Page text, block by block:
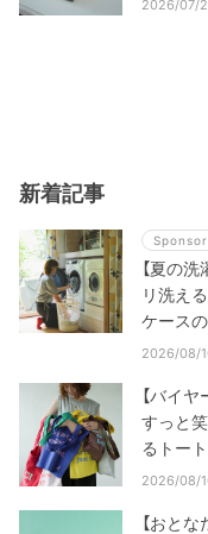
2026/07/
新着記事
【夏の
リ洗え
ケース
2026/08/
【バイ
すっと
るトー
2026/08/
【おと